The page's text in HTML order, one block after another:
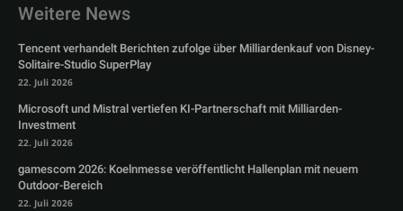
Weitere News
Tencent verhandelt Berichten zufolge über Milliardenkauf von Disney-
Solitaire-Studio SuperPlay
22. Juli 2026
Microsoft und Mistral vertiefen KI-Partnerschaft mit Milliarden-
Investment
22. Juli 2026
gamescom 2026: Koelnmesse veröffentlicht Hallenplan mit neuem
Outdoor-Bereich
22. Juli 2026